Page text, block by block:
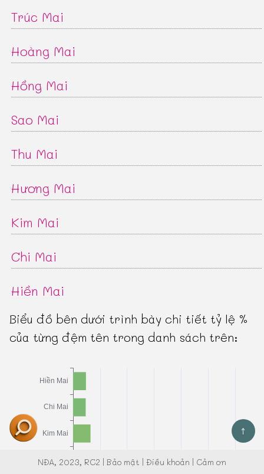
Trúc Mai
Hoàng Mai
Hồng Mai
Sao Mai
Thu Mai
Hương Mai
Kim Mai
Chi Mai
Hiền Mai
Biểu đồ bên dưới trình bày chi tiết tỷ lệ %
của từng đệm tên trong danh sách trên:
↑
NĐA, 2023, RC2 | Bảo mật | Điều khoản | Cảm ơn